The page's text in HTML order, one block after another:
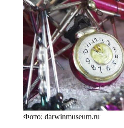
Фото: darwinmuseum.ru